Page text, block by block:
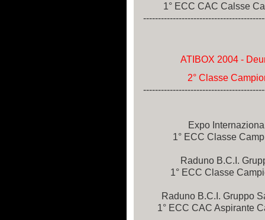
1° ECC CAC Calsse
ATIBOX 2004 -
2° Classe
Expo
1° ECC Classe
Raduno B.C.I.
1° ECC Classe
Raduno B.C.I. Gruppo
1° ECC CAC Aspirante